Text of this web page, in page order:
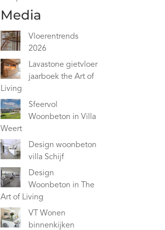
Media
Vloerentrends
2026
Lavastone gietvloer
jaarboek the Art of
Living
Sfeervol
Woonbeton in Villa
Weert
Design woonbeton
villa Schijf
Design
Woonbeton in The
Art of Living
VT Wonen
binnenkijken